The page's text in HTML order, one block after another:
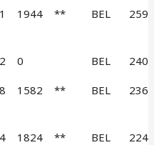
1944 ** BEL 259
0 BEL 240
1582 ** BEL 236
1824 ** BEL 224